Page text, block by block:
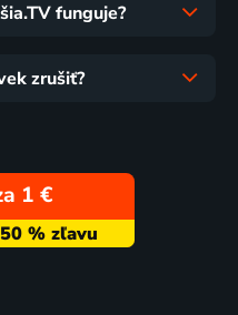
funguje?
zrušiť?
1 €